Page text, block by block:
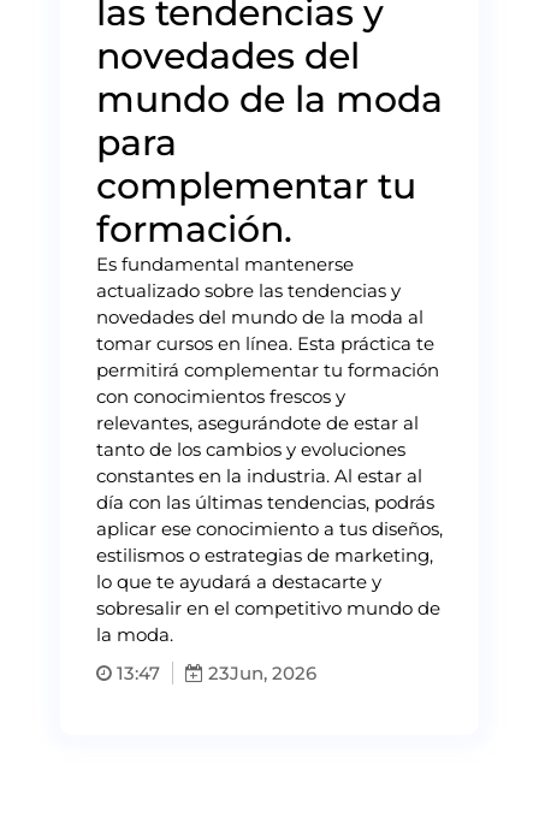
las tendencias y
novedades del
mundo de la moda
para
complementar tu
formación.
Es fundamental mantenerse
actualizado sobre las tendencias y
novedades del mundo de la moda al
tomar cursos en línea. Esta práctica te
permitirá complementar tu formación
con conocimientos frescos y
relevantes, asegurándote de estar al
tanto de los cambios y evoluciones
constantes en la industria. Al estar al
día con las últimas tendencias, podrás
aplicar ese conocimiento a tus diseños,
estilismos o estrategias de marketing,
lo que te ayudará a destacarte y
sobresalir en el competitivo mundo de
la moda.
13:47
23Jun, 2026